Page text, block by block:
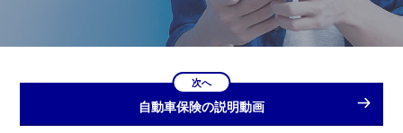
次へ
自動車保険の説明動画